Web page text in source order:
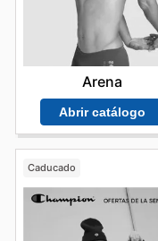
Arena
Abrir catálogo
Caducado